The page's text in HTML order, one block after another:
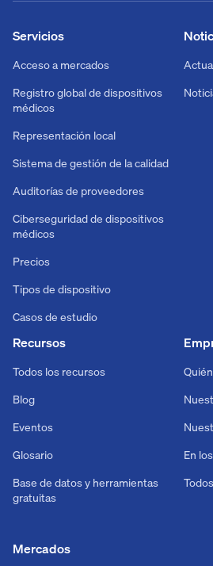
Servicios
Acceso a mercados
Registro global de dispositivos
médicos
Representación local
Sistema de gestión de la calidad
Auditorías de proveedores
Ciberseguridad de dispositivos
médicos
Precios
Tipos de dispositivo
Casos de estudio
Recursos
Todos los recursos
Blog
Eventos
Glosario
Base de datos y herramientas
gratuitas
En
Mercados